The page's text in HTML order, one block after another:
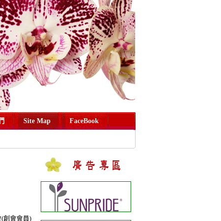
Site Map FaceBook
(創會會員)